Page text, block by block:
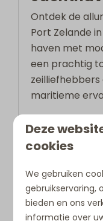
Ontdek de
Port Zelande
haven met
een prachtig
maritieme
Meer
In de omgeving: 3km
Deze
cookies
We gebruiken
gebruikservaring,
bieden en ons
informatie over